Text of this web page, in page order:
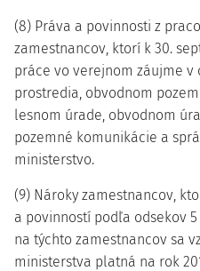
(8) Práva a povinnosti z
zamestnancov, ktorí k 30.
práce vo verejnom záujme
prostredia, obvodnom
lesnom úrade, obvodnom
pozemné komunikácie a
ministerstvo.
(9) Nároky zamestnancov,
a povinností podľa odsekov
na týchto zamestnancov sa
ministerstva platná na rok